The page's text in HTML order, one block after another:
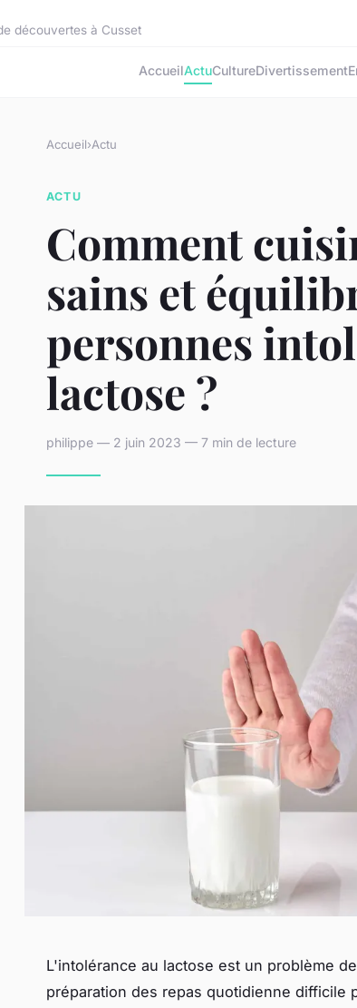
découvertes à Cusset
AccueilActuCultureDivertissement
Accueil›Actu
ACTU
Comment
sains et
personnes
lactose ?
philippe — 2 juin 2023 — 7 min de lecture
L'intolérance au lactose est un problème
préparation des repas quotidienne difficile